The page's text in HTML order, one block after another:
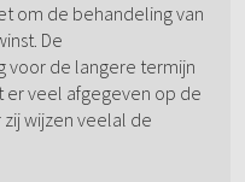
om de behandeling van
De
voor de langere termijn
veel afgegeven op de
wijzen veelal de